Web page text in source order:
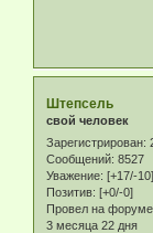
Штепсель
свой человек
Зарегистрирован:
Сообщений: 8527
Уважение: [+17/-10]
Позитив: [+0/-0]
Провел на
3 месяца 22 дня